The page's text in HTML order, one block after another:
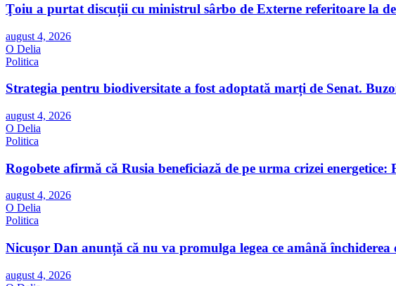
Ţoiu a purtat discuții cu ministrul sârbo de Externe referitoare la
august 4, 2026
O Delia
Politica
Strategia pentru biodiversitate a fost adoptată marți de Senat.
august 4, 2026
O Delia
Politica
Rogobete afirmă că Rusia beneficiază de pe urma crizei
august 4, 2026
O Delia
Politica
Nicușor Dan anunță că nu va promulga legea ce amână
august 4, 2026